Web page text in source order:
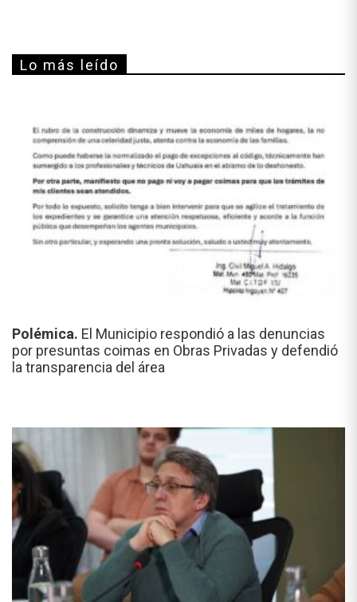
Lo más leído
Polémica. El Municipio respondió a las denuncias
por presuntas coimas en Obras Privadas y defendió
la transparencia del área